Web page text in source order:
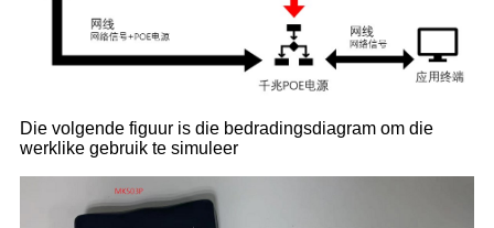
Die volgende figuur is die bedradingsdiagram om die
werklike gebruik te simuleer